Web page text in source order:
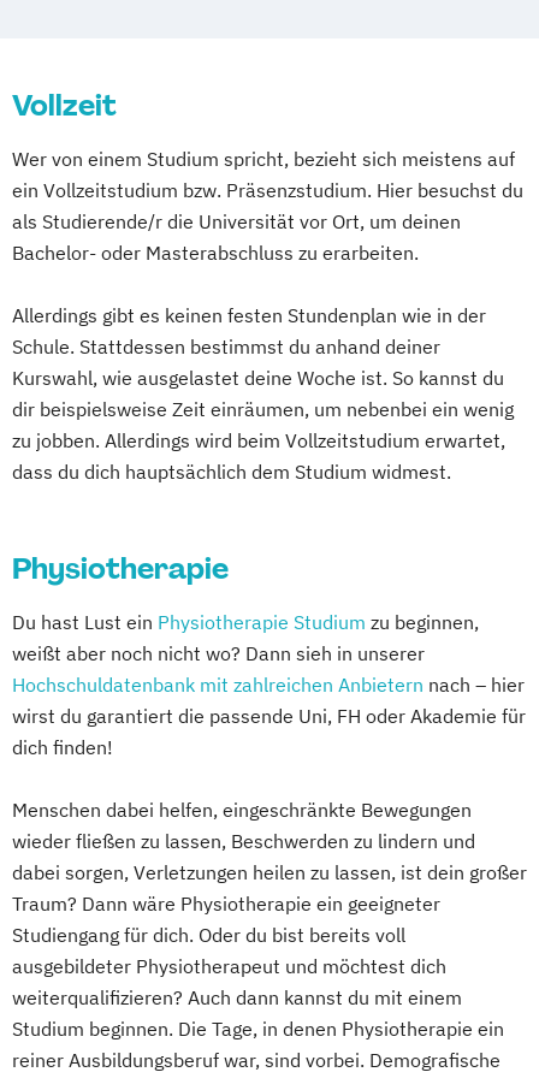
Vollzeit
Wer von einem Studium spricht, bezieht sich meistens auf
ein Vollzeitstudium bzw. Präsenzstudium. Hier besuchst du
als Studierende/r die Universität vor Ort, um deinen
Bachelor- oder Masterabschluss zu erarbeiten.
Allerdings gibt es keinen festen Stundenplan wie in der
Schule. Stattdessen bestimmst du anhand deiner
Kurswahl, wie ausgelastet deine Woche ist. So kannst du
dir beispielsweise Zeit einräumen, um nebenbei ein wenig
zu jobben. Allerdings wird beim Vollzeitstudium erwartet,
dass du dich hauptsächlich dem Studium widmest.
Physiotherapie
Du hast Lust ein Physiotherapie Studium zu beginnen,
weißt aber noch nicht wo? Dann sieh in unserer
Hochschuldatenbank mit zahlreichen Anbietern nach – hier
wirst du garantiert die passende Uni, FH oder Akademie für
dich finden!
Menschen dabei helfen, eingeschränkte Bewegungen
wieder fließen zu lassen, Beschwerden zu lindern und
dabei sorgen, Verletzungen heilen zu lassen, ist dein großer
Traum? Dann wäre Physiotherapie ein geeigneter
Studiengang für dich. Oder du bist bereits voll
ausgebildeter Physiotherapeut und möchtest dich
weiterqualifizieren? Auch dann kannst du mit einem
Studium beginnen. Die Tage, in denen Physiotherapie ein
reiner Ausbildungsberuf war, sind vorbei. Demografische